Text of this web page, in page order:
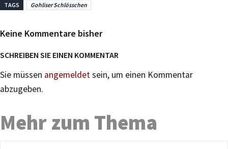
TAGS Gohliser Schlösschen
Keine Kommentare bisher
SCHREIBEN SIE EINEN KOMMENTAR
Sie müssen angemeldetsein, um einen Kommentar
abzugeben.
Mehr zum Thema